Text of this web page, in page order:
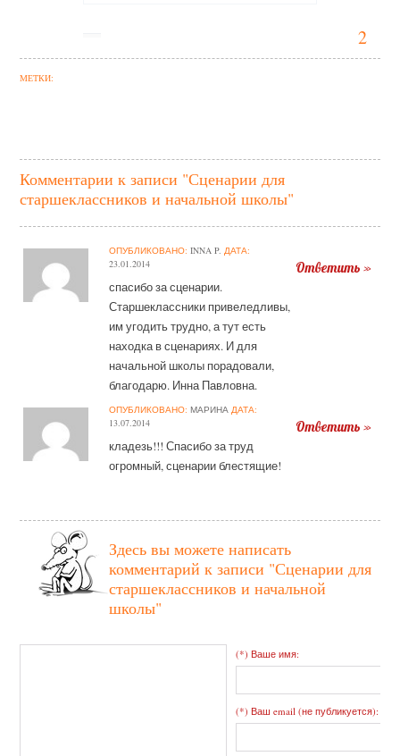
2
МЕТКИ:
Комментарии к записи "Сценарии для
старшеклассников и начальной школы"
ОПУБЛИКОВАНО: INNA P. ДАТА:
23.01.2014
спасибо за сценарии.
Старшеклассники привеледливы,
им угодить трудно, а тут есть
находка в сценариях. И для
начальной школы порадовали,
благодарю. Инна Павловна.
Ответить »
ОПУБЛИКОВАНО: МАРИНА ДАТА:
13.07.2014
кладезь!!! Спасибо за труд
огромный, сценарии блестящие!
Ответить »
Здесь вы можете написать
комментарий к записи "Сценарии для
старшеклассников и начальной
школы"
(*) Ваше имя:
(*) Ваш email (не публикуется):